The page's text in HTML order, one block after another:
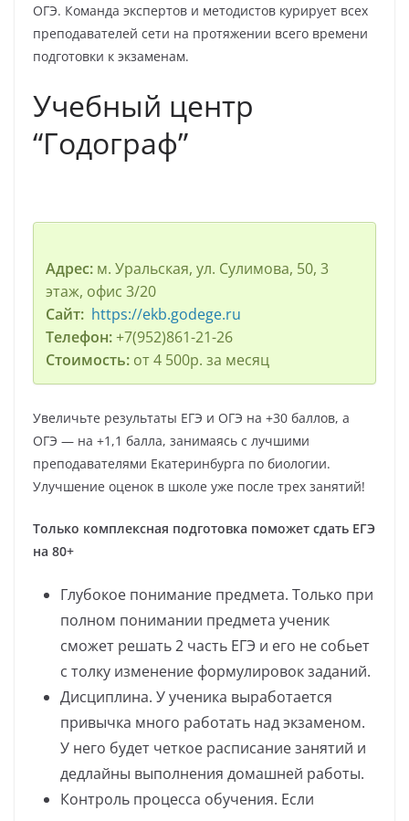
ОГЭ. Команда экспертов и методистов курирует всех
преподавателей сети на протяжении всего времени
подготовки к экзаменам.
Учебный центр
“Годограф”
Адрес:м. Уральская, ул. Сулимова, 50, 3
этаж, офис 3/20
Сайт: https://ekb.godege.ru
Телефон:+7(952)861-21-26
Стоимость:от 4 500р. за месяц
Увеличьте результаты ЕГЭ и ОГЭ на +30 баллов, а
ОГЭ — на +1,1 балла, занимаясь с лучшими
преподавателями Екатеринбурга по биологии.
Улучшение оценок в школе уже после трех занятий!
Только комплексная подготовка поможет сдать ЕГЭ
на 80+
Глубокое понимание предмета. Только при
полном понимании предмета ученик
сможет решать 2 часть ЕГЭ и его не собьет
с толку изменение формулировок заданий.
Дисциплина. У ученика выработается
привычка много работать над экзаменом.
У него будет четкое расписание занятий и
дедлайны выполнения домашней работы.
Контроль процесса обучения. Если